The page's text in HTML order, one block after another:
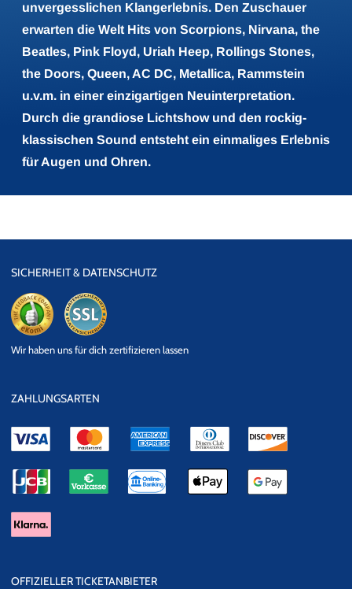
unvergesslichen Klangerlebnis. Den Zuschauer
erwarten die Welt Hits von Scorpions, Nirvana, the
Beatles, Pink Floyd, Uriah Heep, Rollings Stones,
the Doors, Queen, AC DC, Metallica, Rammstein
u.v.m. in einer einzigartigen Neuinterpretation.
Durch die grandiose Lichtshow und den rockig-
klassischen Sound entsteht ein einmaliges Erlebnis
für Augen und Ohren.
SICHERHEIT & DATENSCHUTZ
Datensicherheit
Wir haben uns für dich zertifizieren lassen
ZAHLUNGSARTEN
OFFIZIELLER TICKETANBIETER